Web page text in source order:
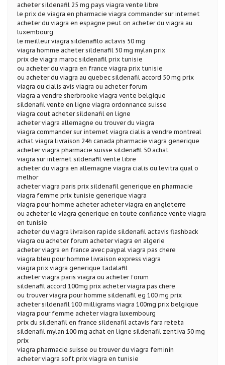
acheter sildenafil 25 mg pays viagra vente libre
le prix de viagra en pharmacie viagra commander sur internet
acheter du viagra en espagne peut on acheter du viagra au
luxembourg
le meilleur viagra sildenafilo actavis 50 mg
viagra homme acheter sildenafil 50 mg mylan prix
prix de viagra maroc sildenafil prix tunisie
ou acheter du viagra en france viagra prix tunisie
ou acheter du viagra au quebec sildenafil accord 50 mg prix
viagra ou cialis avis viagra ou acheter forum
viagra a vendre sherbrooke viagra vente belgique
sildenafil vente en ligne viagra ordonnance suisse
viagra cout acheter sildenafil en ligne
acheter viagra allemagne ou trouver du viagra
viagra commander sur internet viagra cialis a vendre montreal
achat viagra livraison 24h canada pharmacie viagra generique
acheter viagra pharmacie suisse sildenafil 50 achat
viagra sur internet sildenafil vente libre
acheter du viagra en allemagne viagra cialis ou levitra qual o
melhor
acheter viagra paris prix sildenafil generique en pharmacie
viagra femme prix tunisie generique viagra
viagra pour homme acheter acheter viagra en angleterre
ou acheter le viagra generique en toute confiance vente viagra
en tunisie
acheter du viagra livraison rapide sildenafil actavis flashback
viagra ou acheter forum acheter viagra en algerie
acheter viagra en france avec paypal viagra pas chere
viagra bleu pour homme livraison express viagra
viagra prix viagra generique tadalafil
acheter viagra paris viagra ou acheter forum
sildenafil accord 100mg prix acheter viagra pas chere
ou trouver viagra pour homme sildenafil eg 100 mg prix
acheter sildenafil 100 milligrams viagra 100mg prix belgique
viagra pour femme acheter viagra luxembourg
prix du sildenafil en france sildenafil actavis fara reteta
sildenafil mylan 100 mg achat en ligne sildenafil zentiva 50 mg
prix
viagra pharmacie suisse ou trouver du viagra feminin
acheter viagra soft prix viagra en tunisie